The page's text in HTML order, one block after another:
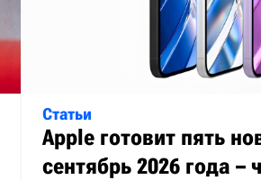
Статьи
Apple готовит пять
сентябрь 2026 года –